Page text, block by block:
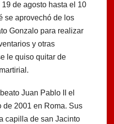
de agosto hasta el 10
se aprovechó de los
Gonzalo para realizar
y otras
le quiso quitar de
Juan Pablo II el
de 2001 en Roma. Sus
capilla de san Jacinto